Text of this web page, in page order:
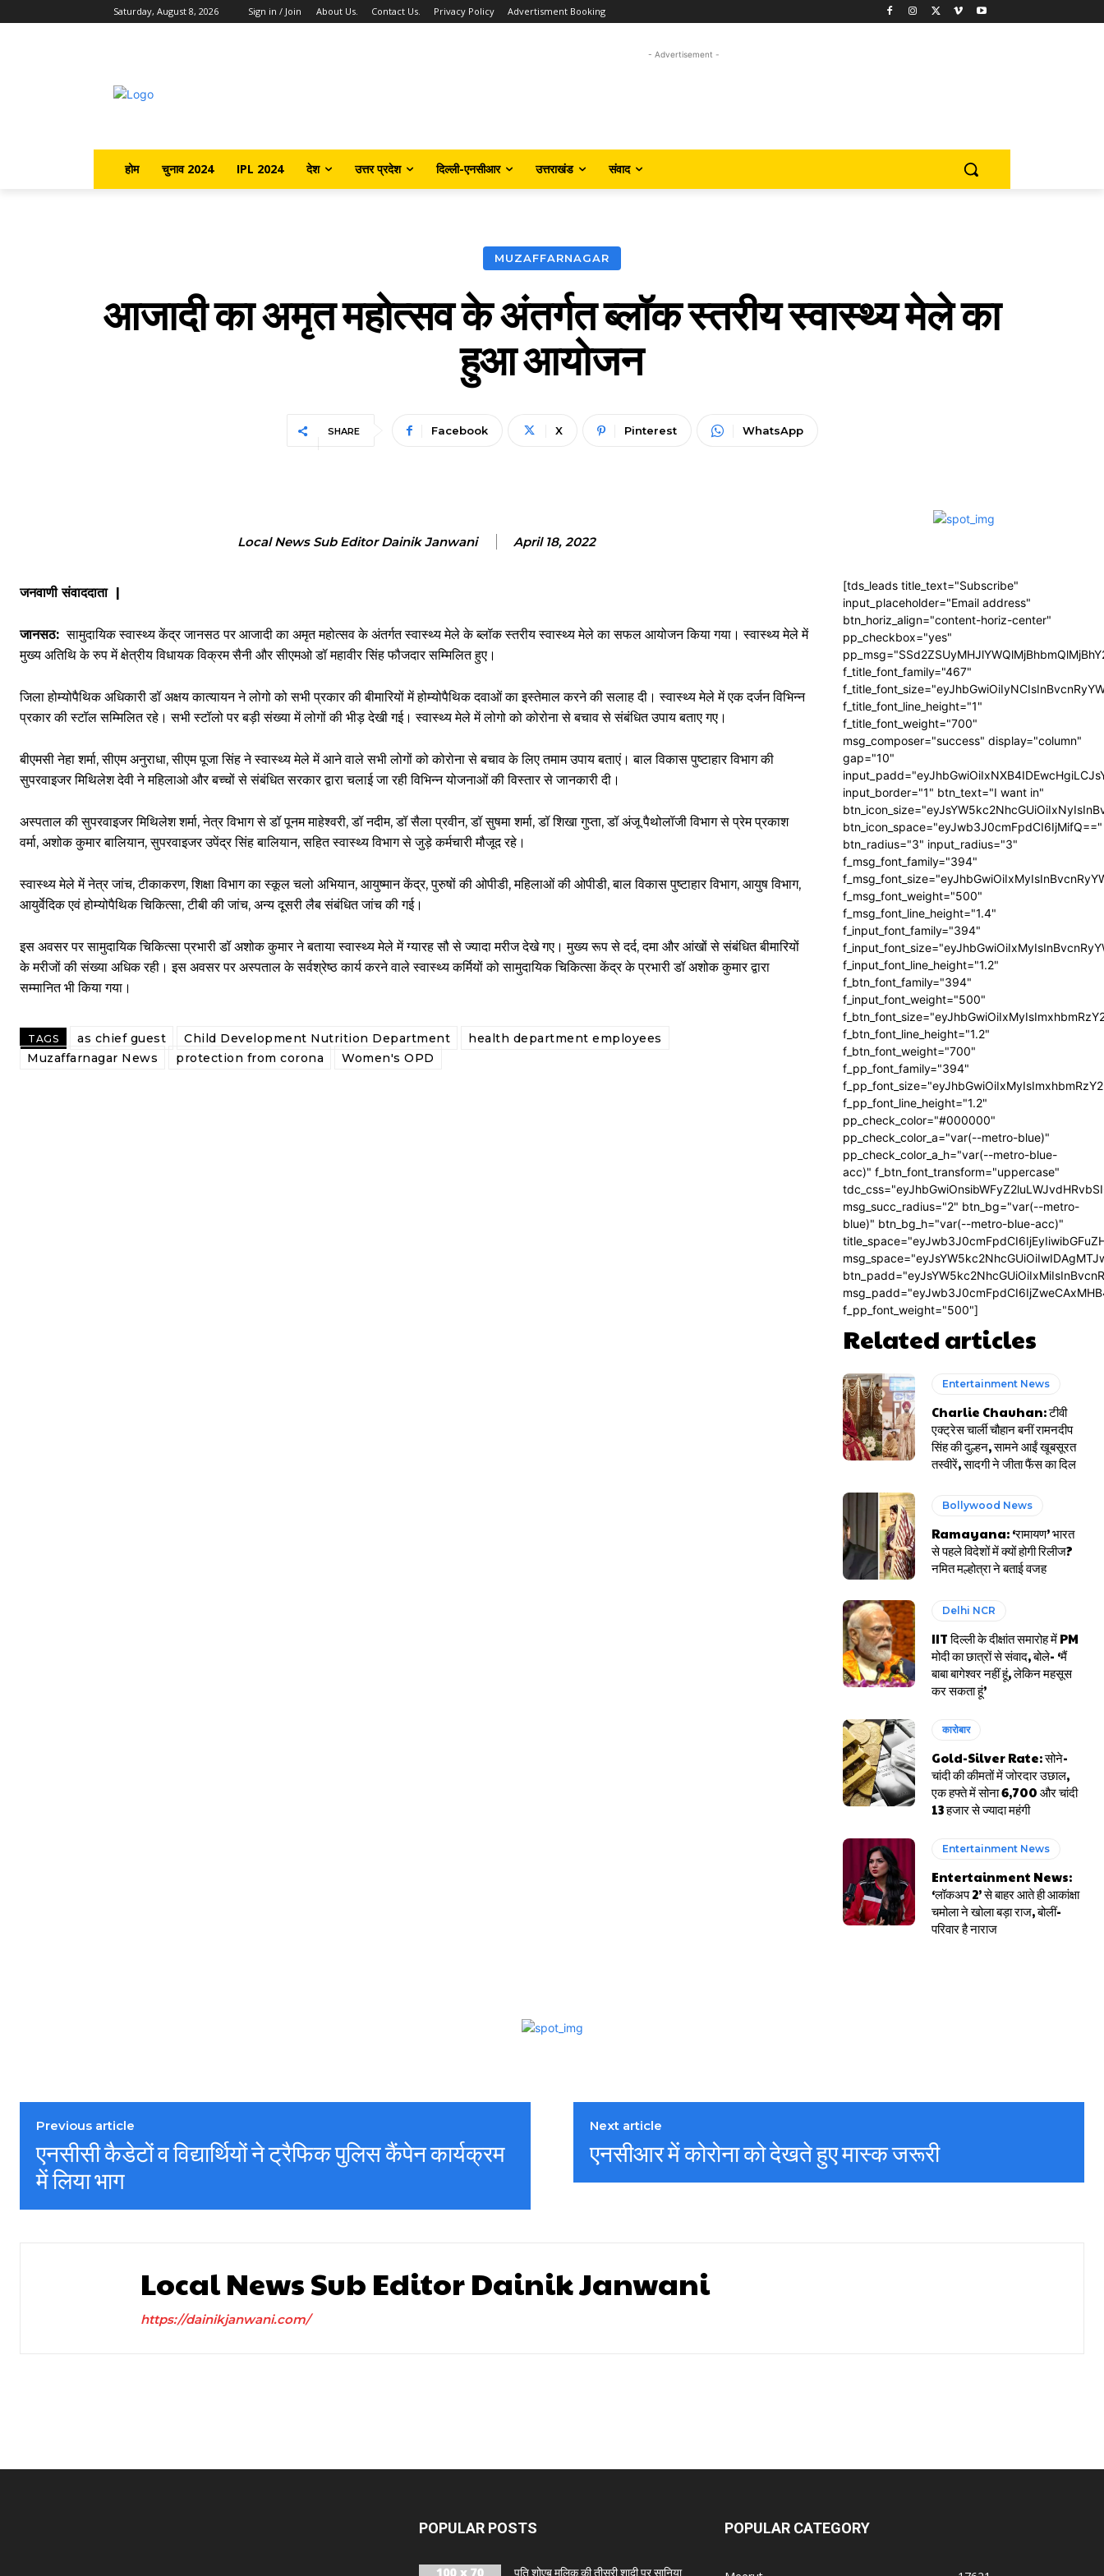
Saturday, August 8, 2026 Sign in / Join About Us. Contact Us. Privacy Policy Advertisment Booking
- Advertisement -
होम चुनाव 2024 IPL 2024 देश उत्तर प्रदेश दिल्ली-एनसीआर उत्तराखंड संवाद
MUZAFFARNAGAR
आजादी का अमृत महोत्सव के अंतर्गत ब्लॉक स्तरीय स्वास्थ्य मेले का
हुआ आयोजन
SHARE Facebook X Pinterest WhatsApp
Local News Sub Editor Dainik Janwani April 18, 2022
जनवाणी संवाददाता |
जानसठ: सामुदायिक स्वास्थ्य केंद्र जानसठ पर आजादी का अमृत महोत्सव के अंतर्गत स्वास्थ्य मेले के ब्लॉक स्तरीय स्वास्थ्य मेले का सफल आयोजन किया गया। स्वास्थ्य मेले में
मुख्य अतिथि के रुप में क्षेत्रीय विधायक विक्रम सैनी और सीएमओ डॉ महावीर सिंह फौजदार सम्मिलित हुए।
जिला होम्योपैथिक अधिकारी डॉ अक्षय कात्यायन ने लोगो को सभी प्रकार की बीमारियों में होम्योपैथिक दवाओं का इस्तेमाल करने की सलाह दी। स्वास्थ्य मेले में एक दर्जन विभिन्न
प्रकार की स्टॉल सम्मिलित रहे। सभी स्टॉलो पर बड़ी संख्या में लोगों की भीड़ देखी गई। स्वास्थ्य मेले में लोगो को कोरोना से बचाव से संबंधित उपाय बताए गए।
बीएमसी नेहा शर्मा, सीएम अनुराधा, सीएम पूजा सिंह ने स्वास्थ्य मेले में आने वाले सभी लोगों को कोरोना से बचाव के लिए तमाम उपाय बताएं। बाल विकास पुष्टाहार विभाग की
सुपरवाइजर मिथिलेश देवी ने महिलाओ और बच्चों से संबंधित सरकार द्वारा चलाई जा रही विभिन्न योजनाओं की विस्तार से जानकारी दी।
अस्पताल की सुपरवाइजर मिथिलेश शर्मा, नेत्र विभाग से डॉ पूनम माहेश्वरी, डॉ नदीम, डॉ सैला प्रवीन, डॉ सुषमा शर्मा, डॉ शिखा गुप्ता, डॉ अंजू पैथोलॉजी विभाग से प्रेम प्रकाश
वर्मा, अशोक कुमार बालियान, सुपरवाइजर उपेंद्र सिंह बालियान, सहित स्वास्थ्य विभाग से जुड़े कर्मचारी मौजूद रहे।
स्वास्थ्य मेले में नेत्र जांच, टीकाकरण, शिक्षा विभाग का स्कूल चलो अभियान, आयुष्मान केंद्र, पुरुषों की ओपीडी, महिलाओं की ओपीडी, बाल विकास पुष्टाहार विभाग, आयुष विभाग,
आयुर्वेदिक एवं होम्योपैथिक चिकित्सा, टीबी की जांच, अन्य दूसरी लैब संबंधित जांच की गई।
इस अवसर पर सामुदायिक चिकित्सा प्रभारी डॉ अशोक कुमार ने बताया स्वास्थ्य मेले में ग्यारह सौ से ज्यादा मरीज देखे गए। मुख्य रूप से दर्द, दमा और आंखों से संबंधित बीमारियों
के मरीजों की संख्या अधिक रही। इस अवसर पर अस्पताल के सर्वश्रेष्ठ कार्य करने वाले स्वास्थ्य कर्मियों को सामुदायिक चिकित्सा केंद्र के प्रभारी डॉ अशोक कुमार द्वारा
सम्मानित भी किया गया।
TAGS as chief guest Child Development Nutrition Department
health department employees
Muzaffarnagar News
protection from corona Women's OPD
[tds_leads title_text="Subscribe"
input_placeholder="Email address"
btn_horiz_align="content-horiz-center"
pp_checkbox="yes"
f_title_font_family="467"
f_title_font_line_height="1"
f_title_font_weight="700"
msg_composer="success" display="column"
gap="10"
input_border="1" btn_text="I want in"
btn_icon_space="eyJwb3J0cmFpdCI6IjMifQ=="
btn_radius="3" input_radius="3"
f_msg_font_family="394"
f_msg_font_weight="500"
f_msg_font_line_height="1.4"
f_input_font_family="394"
f_input_font_line_height="1.2"
f_btn_font_family="394"
f_input_font_weight="500"
f_btn_font_line_height="1.2"
f_btn_font_weight="700"
f_pp_font_family="394"
f_pp_font_line_height="1.2"
pp_check_color="#000000"
pp_check_color_a="var(--metro-blue)"
pp_check_color_a_h="var(--metro-blue-
acc)" f_btn_font_transform="uppercase"
msg_succ_radius="2" btn_bg="var(--metro-
blue)" btn_bg_h="var(--metro-blue-acc)"
f_pp_font_weight="500"]
Related articles
Entertainment News
Charlie Chauhan: टीवी
एक्ट्रेस चार्ली चौहान बनीं रामनदीप
सिंह की दुल्हन, सामने आईं खूबसूरत
तस्वीरें, सादगी ने जीता फैंस का दिल
Bollywood News
Ramayana: ‘रामायण’ भारत
से पहले विदेशों में क्यों होगी रिलीज?
नमित मल्होत्रा ने बताई वजह
Delhi NCR
IIT दिल्ली के दीक्षांत समारोह में PM
मोदी का छात्रों से संवाद, बोले- ‘मैं
बाबा बागेश्वर नहीं हूं, लेकिन महसूस
कर सकता हूं’
कारोबार
Gold-Silver Rate: सोने-
चांदी की कीमतों में जोरदार उछाल,
एक हफ्ते में सोना ₹6,700 और चांदी
₹13 हजार से ज्यादा महंगी
Entertainment News
Entertainment News:
‘लॉकअप 2’ से बाहर आते ही आकांक्षा
चमोला ने खोला बड़ा राज, बोलीं-
परिवार है नाराज
Previous article
एनसीसी कैडेटों व विद्यार्थियों ने ट्रैफिक पुलिस कैंपेन कार्यक्रम
में लिया भाग
Next article
एनसीआर में कोरोना को देखते हुए मास्क जरूरी
Local News Sub Editor Dainik Janwani
https://dainikjanwani.com/
POPULAR POSTS
पति शोएब मलिक की तीसरी शादी पर सानिया
POPULAR CATEGORY